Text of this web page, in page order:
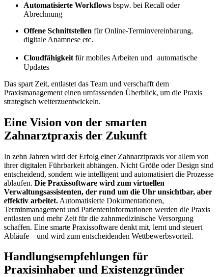
Automatisierte Workflows bspw. bei Recall oder
Abrechnung
Offene Schnittstellen für Online-Terminvereinbarung,
digitale Anamnese etc.
Cloudfähigkeit für mobiles Arbeiten und automatische
Updates
Das spart Zeit, entlastet das Team und verschafft dem
Praxismanagement einen umfassenden Überblick, um die Praxis
strategisch weiterzuentwickeln.
Eine Vision von der smarten
Zahnarztpraxis der Zukunft
In zehn Jahren wird der Erfolg einer Zahnarztpraxis vor allem von
ihrer digitalen Führbarkeit abhängen. Nicht Größe oder Design sind
entscheidend, sondern wie intelligent und automatisiert die Prozesse
ablaufen. Die Praxissoftware wird zum virtuellen
Verwaltungsassistenten, der rund um die Uhr unsichtbar, aber
effektiv arbeitet. Automatisierte Dokumentationen,
Terminmanagement und Patienteninformationen werden die Praxis
entlasten und mehr Zeit für die zahnmedizinische Versorgung
schaffen. Eine smarte Praxissoftware denkt mit, lernt und steuert
Abläufe – und wird zum entscheidenden Wettbewerbsvorteil.
Handlungsempfehlungen für
Praxisinhaber und Existenzgründer